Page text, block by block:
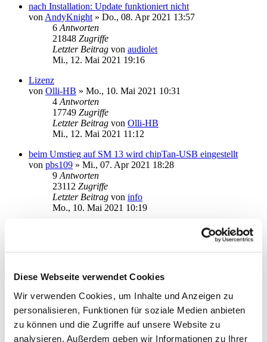
Diese Webseite verwendet Cookies
Wir verwenden Cookies, um Inhalte und Anzeigen zu
personalisieren, Funktionen für soziale Medien anbieten
zu können und die Zugriffe auf unsere Website zu
analysieren. Außerdem geben wir Informationen zu Ihrer
nach Installation: Update funktioniert nicht
von AndyKnight » Do., 08. Apr 2021 13:57
6 Antworten
21848 Zugriffe
Letzter Beitrag von audiolet
Mi., 12. Mai 2021 19:16
Lizenz
von Olli-HB » Mo., 10. Mai 2021 10:31
4 Antworten
17749 Zugriffe
Letzter Beitrag von Olli-HB
Mi., 12. Mai 2021 11:12
beim Umstieg auf SM 13 wird chipTan-USB eingestellt
von pbs109 » Mi., 07. Apr 2021 18:28
9 Antworten
23112 Zugriffe
Letzter Beitrag von info
Mo., 10. Mai 2021 10:19
Fr., 30. Apr 2021 15:12
Online-Update Abbruch Modul=app_8
vonhaukeno»Mi., 28. Apr 2021 09:11
6 Antworten
21285 Zugriffe